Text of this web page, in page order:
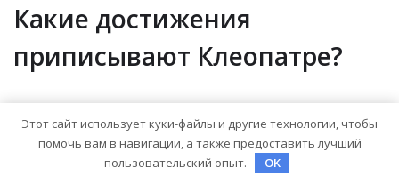
Какие достижения
приписывают Клеопатре?
правителей своего времени. Она владела
несколькими языками, включая греческий,
Этот сайт использует куки-файлы и другие технологии, чтобы
помочь вам в навигации, а также предоставить лучший
пользовательский опыт.
OK